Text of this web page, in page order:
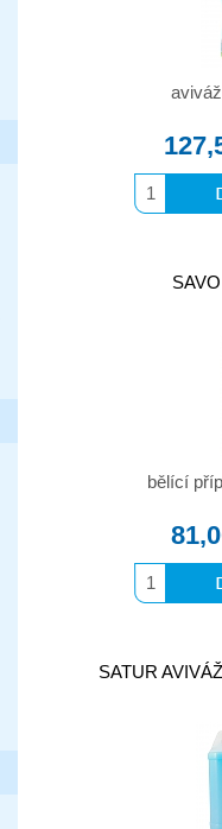
bělící
SATUR